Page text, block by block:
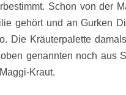
Schon von der
gehört und an Gurken
Die Kräuterpalette damals
genannten noch aus
Kraut.